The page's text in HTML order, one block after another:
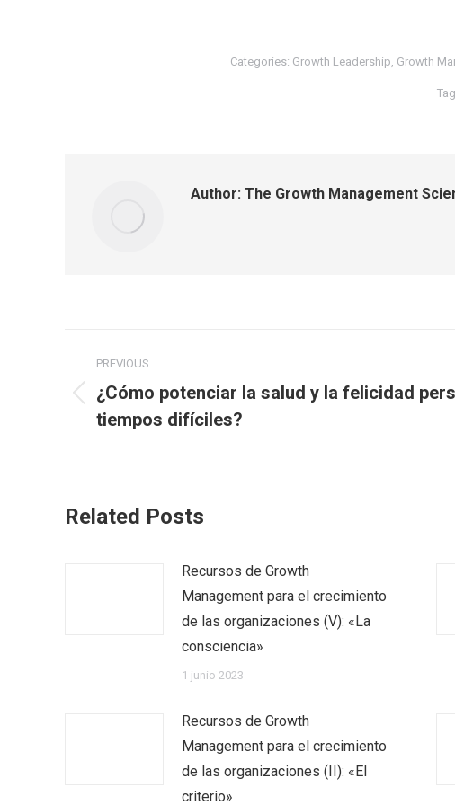
Categories: Growth Leadership, Growth
Author: The Growth Management
PREVIOUS
¿Cómo potenciar la salud y la felicidad
tiempos difíciles?
Related Posts
Recursos de Growth
Management para el crecimiento
de las organizaciones (V): «La
consciencia»
1 junio 2023
Recursos de Growth
Management para el crecimiento
de las organizaciones (II): «El
criterio»